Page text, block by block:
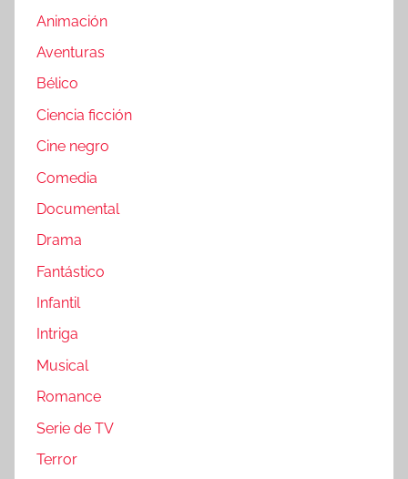
Animación
Aventuras
Bélico
Ciencia ficción
Cine negro
Comedia
Documental
Drama
Fantástico
Infantil
Intriga
Musical
Romance
Serie de TV
Terror